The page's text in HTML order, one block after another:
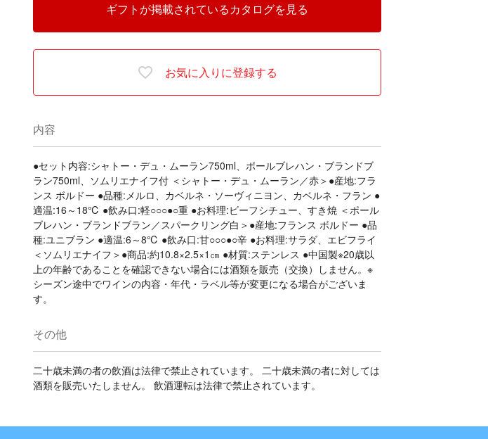
ギフトが掲載されているカタログを見る
お気に入りに登録する
内容
●セット内容:シャトー・デュ・ムーラン750ml、ポールブレハン・ブランドブ
ラン750ml、ソムリエナイフ付 ＜シャトー・デュ・ムーラン／赤＞●産地:フラ
ンス ボルドー ●品種:メルロ、カベルネ・ソーヴィニヨン、カベルネ・フラン ●
適温:16～18℃ ●飲み口:軽○○○●○重 ●お料理:ビーフシチュー、すき焼 ＜ポール
ブレハン・ブランドブラン／スパークリング白＞●産地:フランス ボルドー ●品
種:ユニブラン ●適温:6～8℃ ●飲み口:甘○○○●○辛 ●お料理:サラダ、エビフライ
＜ソムリエナイフ＞●商品:約10.8×2.5×1㎝ ●材質:ステンレス ●中国製※20歳以
上の年齢であることを確認できない場合には酒類を販売（交換）しません。※
シーズン途中でワインの内容・年代・ラベル等が変更になる場合がございま
す。
その他
二十歳未満の者の飲酒は法律で禁止されています。 二十歳未満の者に対しては
酒類を販売いたしません。 飲酒運転は法律で禁止されています。